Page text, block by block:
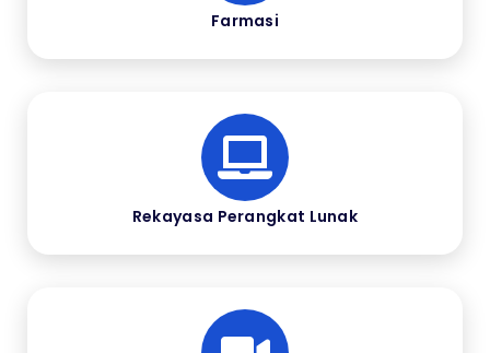
Farmasi
Rekayasa Perangkat Lunak